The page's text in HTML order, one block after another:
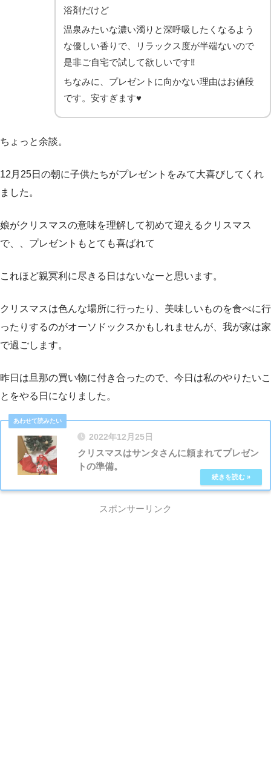
浴剤だけど
温泉みたいな濃い濁りと深呼吸したくなるよう
な優しい香りで、リラックス度が半端ないので
是非ご自宅で試して欲しいです‼️
ちなみに、プレゼントに向かない理由はお値段
です。安すぎます♥️
ちょっと余談。
12月25日の朝に子供たちがプレゼントをみて大喜びしてくれ
ました。
娘がクリスマスの意味を理解して初めて迎えるクリスマス
で、、プレゼントもとても喜ばれて
これほど親冥利に尽きる日はないなーと思います。
クリスマスは色んな場所に行ったり、美味しいものを食べに行
ったりするのがオーソドックスかもしれませんが、我が家は家
で過ごします。
昨日は旦那の買い物に付き合ったので、今日は私のやりたいこ
とをやる日になりました。
2022年12月25日
クリスマスはサンタさんに頼まれてプレゼン
トの準備。
スポンサーリンク